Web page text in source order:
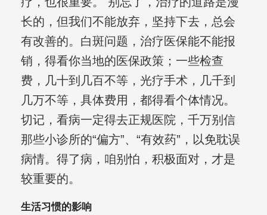
长的，但我们不能放弃，坚持下去，总会
有改善的。白斑问题，治疗医保能不能报
销，得看你当地的医保政策；一些检查
费，几十到几百不等，光疗手术，几千到
几万不等，具体费用，都得看个体情况。
切记，看病一定得去正规医院，千万别信
那些小诊所的“偏方”、“有效药”，以免耽误
病情。得了病，咱别怕，积极面对，才是
较重要的。
生活习惯的影响